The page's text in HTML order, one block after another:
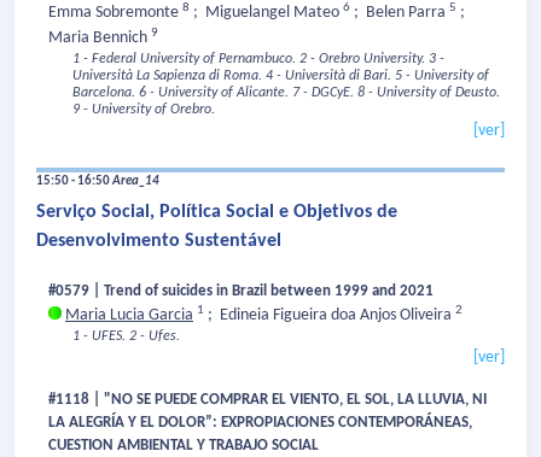
Emma Sobremonte 8 ; Miguelangel Mateo 6 ; Belen Parra 5 ;
Maria Bennich 9
1 - Federal University of Pernambuco. 2 - Orebro University. 3 -
Università La Sapienza di Roma. 4 - Università di Bari. 5 - University of
Barcelona. 6 - University of Alicante. 7 - DGCyE. 8 - University of Deusto.
9 - University of Orebro.
[ver]
15:50 - 16:50Area_14
Serviço Social, Política Social e Objetivos de
Desenvolvimento Sustentável
#0579 | Trend of suicides in Brazil between 1999 and 2021
Maria Lucia Garcia 1 ; Edineia Figueira doa Anjos Oliveira 2
1 - UFES. 2 - Ufes.
[ver]
#1118 | "NO SE PUEDE COMPRAR EL VIENTO, EL SOL, LA LLUVIA, NI
LA ​​ALEGRÍA Y EL DOLOR”: EXPROPIACIONES CONTEMPORÁNEAS,
CUESTION AMBIENTAL Y TRABAJO SOCIAL